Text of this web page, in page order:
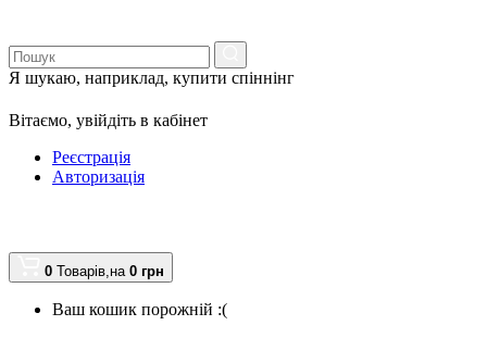
Я шукаю, наприклад, купити спіннінг
Вітаємо, увійдіть в кабінет
Реєстрація
Авторизація
0 Товарів,на 0 грн
Ваш кошик порожній :(